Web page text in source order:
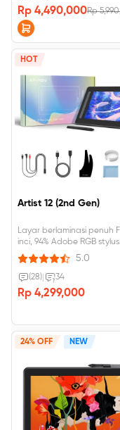
Rp 4,490,000Rp
HOT
Artist 12 (2nd Gen)
Layar berlaminasi penuh
inci, 94% Adobe RGB stylus
bertenaga X3, 3 gram tekanan
aktivasi awal
5.0
(28) 34
Rp 4,299,000
24% OFF NEW